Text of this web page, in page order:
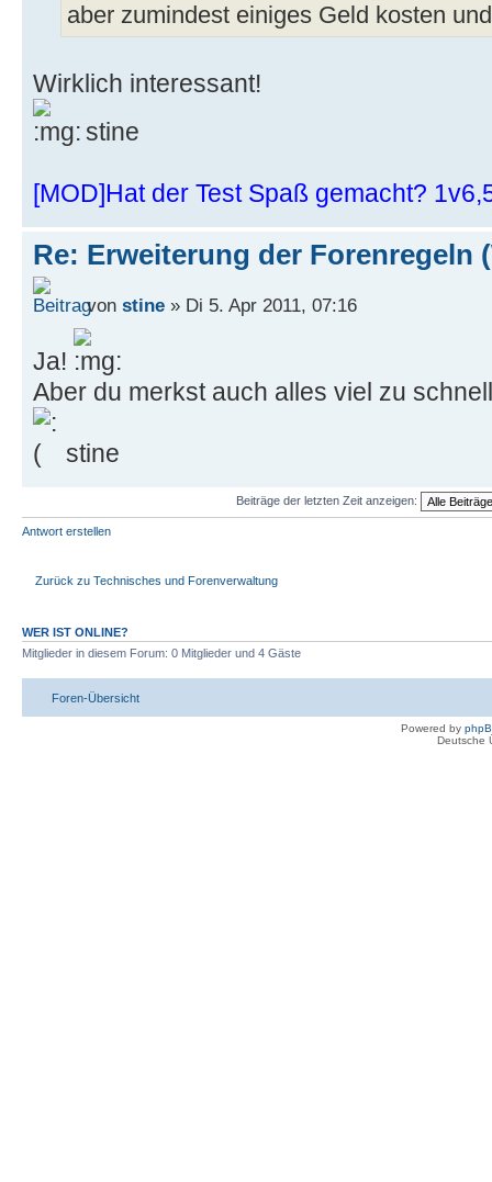
aber zumindest einiges Geld kosten
Wirklich interessant!
stine
[MOD]Hat der Test Spaß gemacht?
Re: Erweiterung der Forenregeln
von stine » Di 5. Apr 2011, 07:16
Ja!
Aber du merkst auch alles viel zu
stine
Beiträge der letzten Zeit anzeigen:
Antwort erstellen
Zurück zu Technisches und Forenverwaltung
WER IST ONLINE?
Mitglieder in diesem Forum: 0 Mitglieder und 4 Gäste
Foren-Übersicht
Powered by
Deutsche